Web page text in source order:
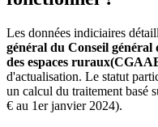
Les données indiciaires
général du Conseil général
des espaces
d'actualisation. Le statut
un calcul du traitement basé
€ au 1er janvier 2024).